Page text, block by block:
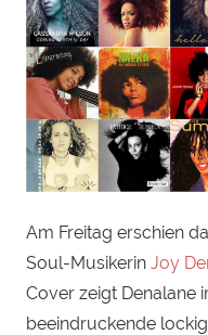
Am Freitag erschien
Soul-Musikerin Joy
Cover zeigt Denalane
beeindruckende